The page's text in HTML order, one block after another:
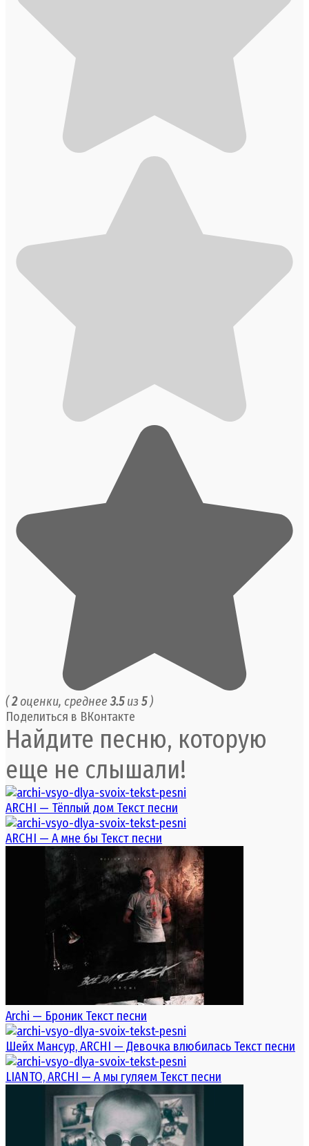
(2оценки, среднее3.5из 5)
Поделиться в ВКонтакте
Найдите песню, которую
еще не слышали!
ARCHI — Тёплый дом Текст песни
ARCHI — А мне бы Текст песни
Archi — Броник Текст песни
Шейх Мансур, ARCHI — Девочка влюбилась Текст песни
LIANTO, ARCHI — А мы гуляем Текст песни